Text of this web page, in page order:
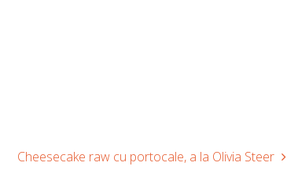
Cheesecake raw cu portocale, a la Olivia Steer